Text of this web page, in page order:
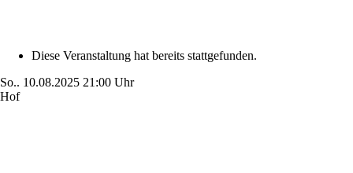
Diese Veranstaltung hat bereits stattgefunden.
So.. 10.08.2025 21:00 Uhr
Hof